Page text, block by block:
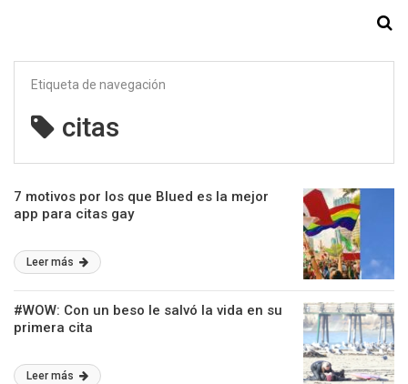
Etiqueta de navegación
citas
7 motivos por los que Blued es la mejor
app para citas gay
Leer más
#WOW: Con un beso le salvó la vida en su
primera cita
Leer más